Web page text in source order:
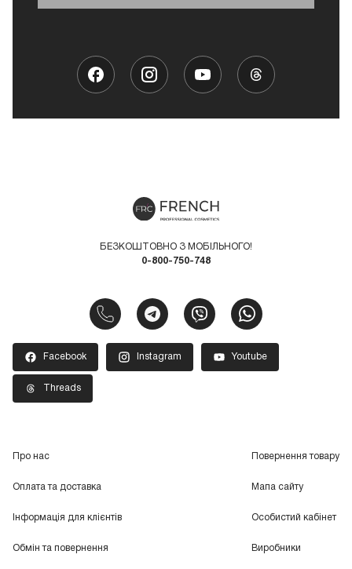
БЕЗКОШТОВНО З МОБІЛЬНОГО!
0-800-750-748
Facebook Instagram Youtube
Threads
Про нас
Оплата та доставка
Інформація для клієнтів
Обмін та повернення
Повернення товару
Мапа сайту
Особистий кабінет
Виробники